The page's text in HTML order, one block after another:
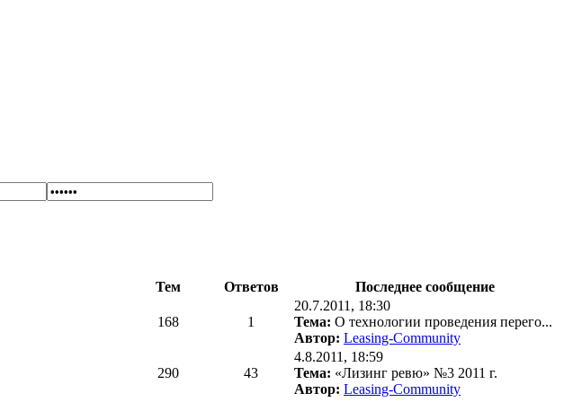
Тем Ответов
Последнее сообщение
168 1
20.7.2011, 18:30
Тема: О технологии проведения перего...
Автор: Leasing-Community
290 43
4.8.2011, 18:59
Тема: «Лизинг ревю» №3 2011 г.
Автор: Leasing-Community